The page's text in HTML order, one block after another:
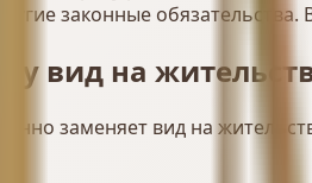
законные
вид на
заменяет вид на